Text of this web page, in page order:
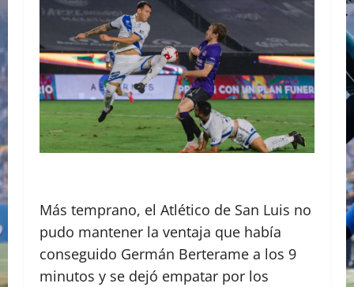
Más temprano, el Atlético de San Luis no
pudo mantener la ventaja que había
conseguido Germán Berterame a los 9
minutos y se dejó empatar por los